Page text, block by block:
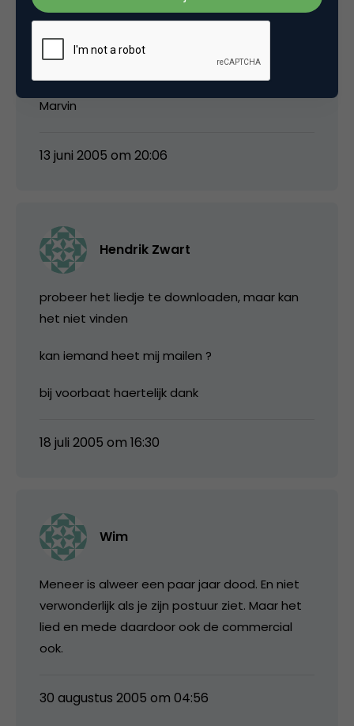
Dus ik oek het nummer niet meer, maar
Marvin
13 juni 2005 om 20:06
Hendrik Zwart
probeer het liedje te downloaden, maar kan
het niet vinden
kan iemand heet mij mailen ?
bij voorbaat haertelijk dank
18 juli 2005 om 16:30
Wim
Meneer is alweer een paar jaar dood. En niet
verwonderlijk als je zijn postuur ziet. Maar het
lied en mede daardoor ook de commercial
ook.
30 augustus 2005 om 04:56